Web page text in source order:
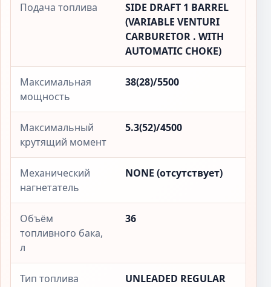
Подача топлива
SIDE DRAFT 1 BARREL
(VARIABLE VENTURI
CARBURETOR . WITH
AUTOMATIC CHOKE)
Максимальная
мощность
38(28)/5500
Максимальный
крутящий момент
5.3(52)/4500
Механический
нагнетатель
NONE (отсутствует)
Объём
топливного бака,
л
36
Тип топлива
UNLEADED REGULAR